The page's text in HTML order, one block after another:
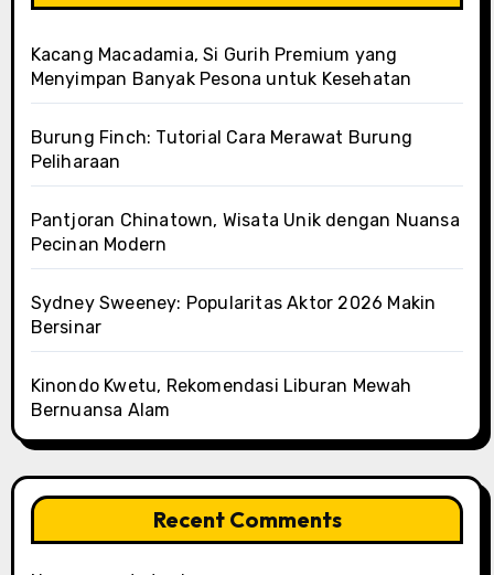
Kacang Macadamia, Si Gurih Premium yang
Menyimpan Banyak Pesona untuk Kesehatan
Burung Finch: Tutorial Cara Merawat Burung
Peliharaan
Pantjoran Chinatown, Wisata Unik dengan Nuansa
Pecinan Modern
Sydney Sweeney: Popularitas Aktor 2026 Makin
Bersinar
Kinondo Kwetu, Rekomendasi Liburan Mewah
Bernuansa Alam
Recent Comments